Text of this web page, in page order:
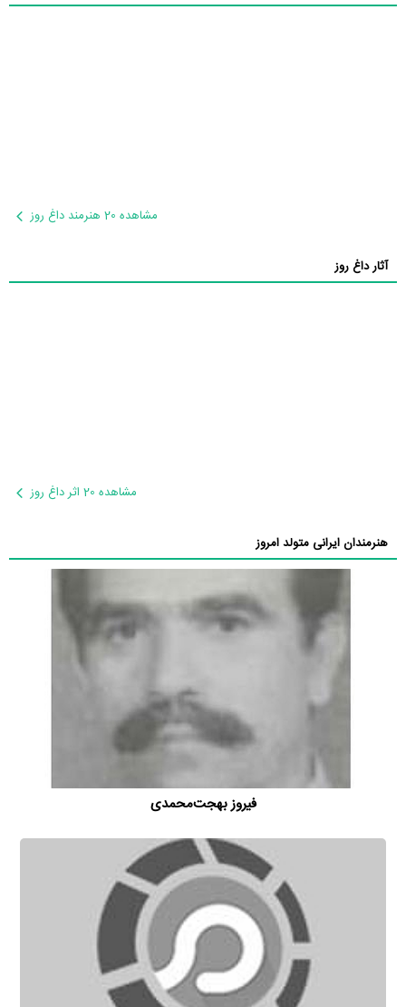
مشاهده 20 هنرمند داغ روز
آثار داغ روز
مشاهده 20 اثر داغ روز
هنرمندان ایرانی متولد امروز
فیروز بهجت‌محمدی